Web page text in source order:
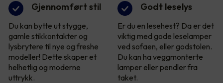
Gjennomført stil
Du kan bytte ut stygge,
gamle stikkontakter og
lysbrytere til nye og freshe
modeller! Dette skaper et
helhetlig og moderne
uttrykk.
Godt leselys
Er du en lesehest? Da er det
viktig med gode leselamper
ved sofaen, eller godstolen.
Du kan ha veggmonterte
lamper eller pendler fra
taket.